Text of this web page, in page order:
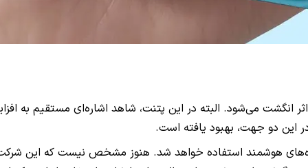
انگشت می‌شود. البته در این پتنت، شاهد اشاره‌ای مستقیم به
در این دو جهت، بهبود یافته است.
هوشمند استفاده خواهد شد. هنوز مشخص نیست که این